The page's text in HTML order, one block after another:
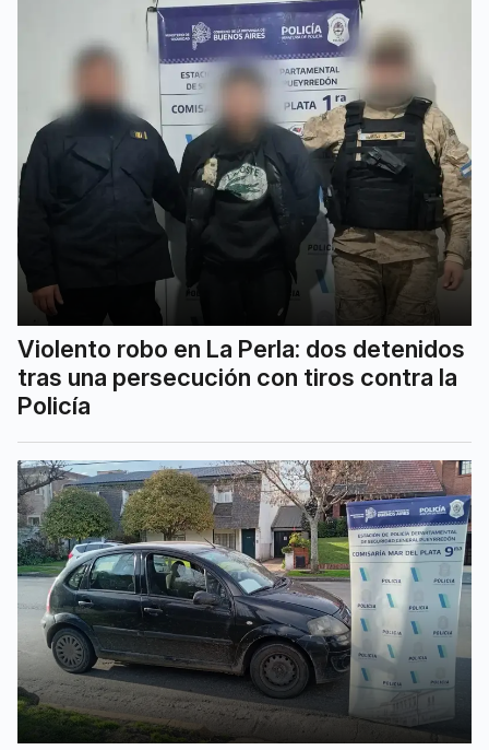
Violento robo en La Perla: dos detenidos
tras una persecución con tiros contra la
Policía